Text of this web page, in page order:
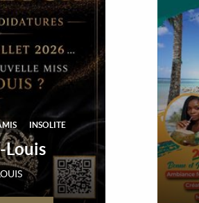
INSOLITE
Louis